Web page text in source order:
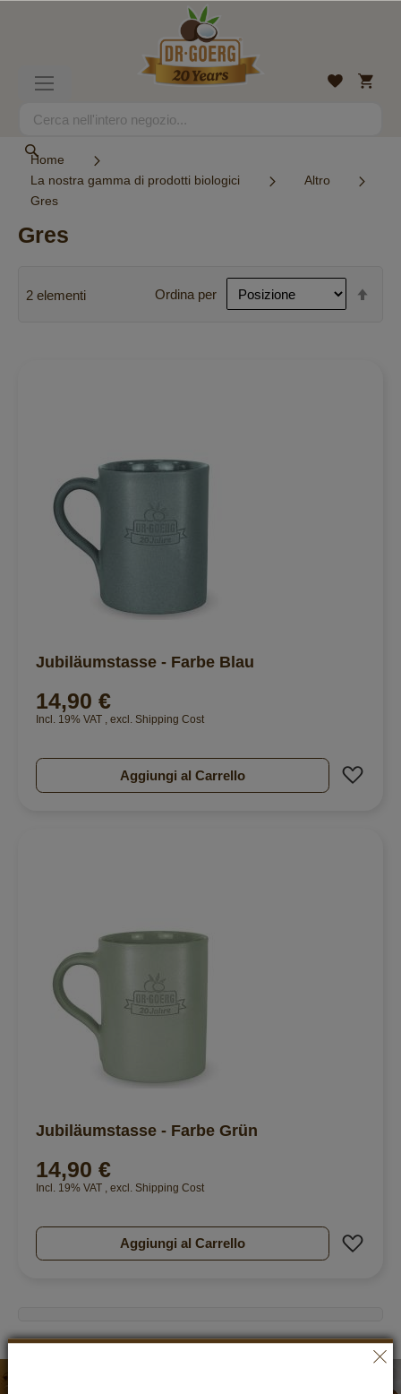
Search
Lista
Home
La nostra gamma di prodotti biologici
Altro
Gres
Gres
2 elementi Ordina per
Jubiläumstasse - Farbe Blau
14,90 €
Incl. 19% VAT , excl. Shipping Cost
Aggiungi al Carrello
Jubiläumstasse - Farbe Grün
14,90 €
Incl. 19% VAT excl. Shipping Cost
Aggiungi al Carrello